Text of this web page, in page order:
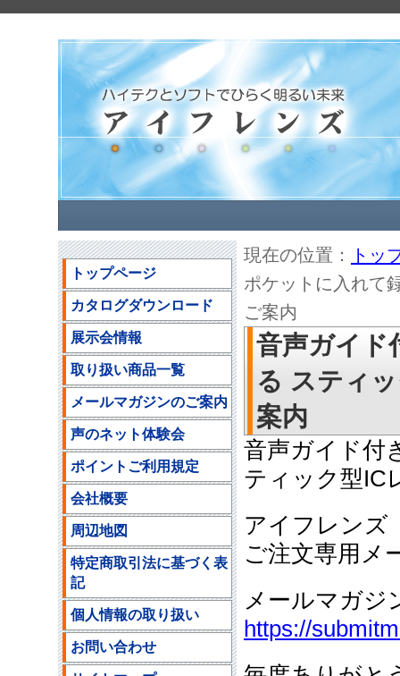
現在の位置：
トッ
ポケットに入れて
ご案内
音声ガイド
る スティ
案内
音声ガイド付
ティック型IC
アイフレン
ご注文専用
メールマガジ
https://
トップページ
カタログダウンロード
展示会情報
取り扱い商品一覧
メールマガジンのご案内
声のネット体験会
ポイントご利用規定
会社概要
周辺地図
特定商取引法に基づく表
記
個人情報の取り扱い
お問い合わせ